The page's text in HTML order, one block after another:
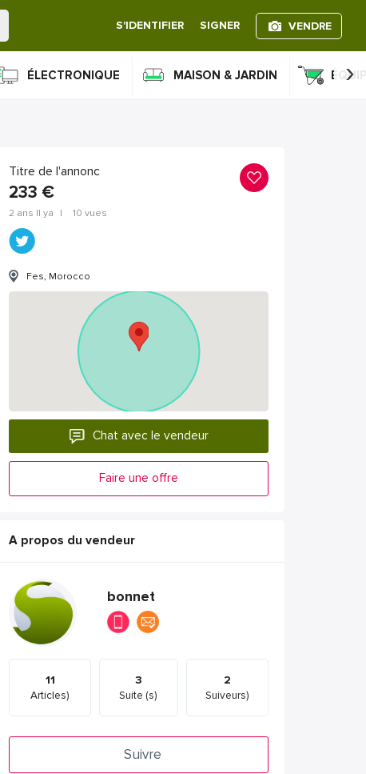
S'IDENTIFIER SIGNER VENDRE
ÉLECTRONIQUE MAISON & JARDIN ›
Titre de l'annonc
233 €
2 ans Il ya | 10 vues
Fes, Morocco
Chat avec le vendeur
Faire une offre
A propos du vendeur
bonnet
11
Articles)
3
Suite (s)
2
Suiveurs)
Suivre